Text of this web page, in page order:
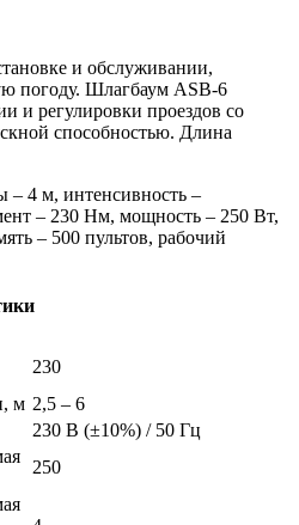
и обслуживании,
погоду. Шлагбаум ASB-6
и регулировки проездов со
способностью. Длина
– 4 м, интенсивность –
– 230 Нм, мощность – 250 Вт,
– 500 пультов, рабочий
230
м 2,5 – 6
230 В (±10%) / 50 Гц
250